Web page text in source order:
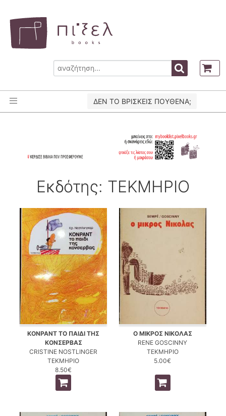
ΔΕΝ ΤΟ ΒΡΙΣΚΕΙΣ ΠΟΥΘΕΝΑ;
Εκδότης: ΤΕΚΜΗΡΙΟ
ΚΟΝΡΑΝΤ ΤΟ ΠΑΙΔΙ ΤΗΣ
ΚΟΝΣΕΡΒΑΣ
CRISTINE NOSTLINGER
ΤΕΚΜΗΡΙΟ
8.50€
Ο ΜΙΚΡΟΣ ΝΙΚΟΛΑΣ
RENE GOSCINNY
ΤΕΚΜΗΡΙΟ
5.00€